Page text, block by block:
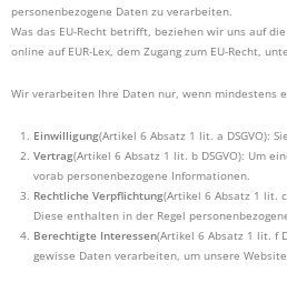
personenbezogene Daten zu verarbeiten.
Was das EU-Recht betrifft, beziehen wir uns auf die
online auf EUR-Lex, dem Zugang zum EU-Recht,
Wir verarbeiten Ihre Daten nur, wenn mindestens
Einwilligung(Artikel 6 Absatz 1 lit. a DSGVO):
Vertrag(Artikel 6 Absatz 1 lit. b DSGVO): Um
vorab personenbezogene Informationen.
Rechtliche Verpflichtung(Artikel 6 Absatz 1 lit.
Diese enthalten in der Regel
Berechtigte Interessen(Artikel 6 Absatz 1 lit. f
gewisse Daten verarbeiten, um unsere